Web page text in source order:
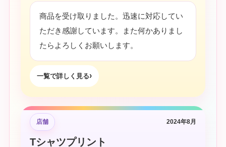
商品を受け取りました。迅速に対応してい
ただき感謝しています。また何かありまし
たらよろしくお願いします。
一覧で詳しく見る
店舗 2024年8月
Tシャツプリント